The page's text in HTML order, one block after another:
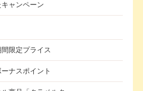
ャンペーン
限定プライス
ナスポイント